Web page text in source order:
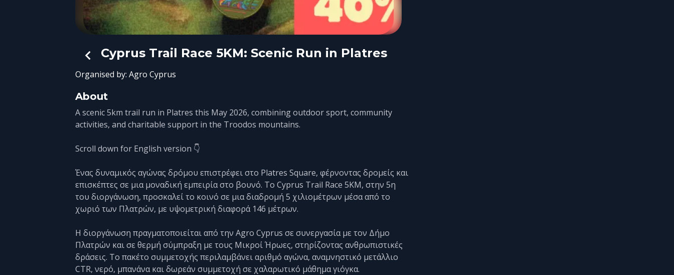
Cyprus Trail Race 5KM: Scenic Run in Platres
Organised by:Agro Cyprus
About
A scenic 5km trail run in Platres this May 2026, combining outdoor sport, community
activities, and charitable support in the Troodos mountains.
Scroll down for English version 👇
Ένας δυναμικός αγώνας δρόμου επιστρέφει στο Platres Square, φέρνοντας δρομείς και
επισκέπτες σε μια μοναδική εμπειρία στο βουνό. Το Cyprus Trail Race 5KM, στην 5η
του διοργάνωση, προσκαλεί το κοινό σε μια διαδρομή 5 χιλιομέτρων μέσα από το
χωριό των Πλατρών, με υψομετρική διαφορά 146 μέτρων.
Η διοργάνωση πραγματοποιείται από την Agro Cyprus σε συνεργασία με τον Δήμο
Πλατρών και σε θερμή σύμπραξη με τους Μικροί Ήρωες, στηρίζοντας ανθρωπιστικές
δράσεις. Το πακέτο συμμετοχής περιλαμβάνει αριθμό αγώνα, αναμνηστικό μετάλλιο
CTR, νερό, μπανάνα και δωρεάν συμμετοχή σε χαλαρωτικό μάθημα γιόγκα.